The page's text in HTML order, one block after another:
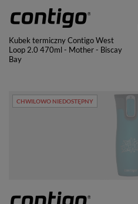
Kubek termiczny Contigo West
Loop 2.0 470ml - Mother - Biscay
Bay
CHWILOWO NIEDOSTĘPNY